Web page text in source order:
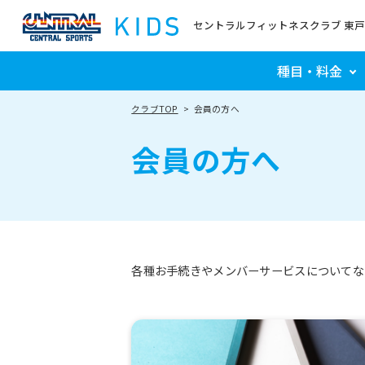
セントラルフィットネスクラブ 東
種目・料金
クラブTOP 会員の方へ
会員の方へ
各種お手続きやメンバーサービスについて